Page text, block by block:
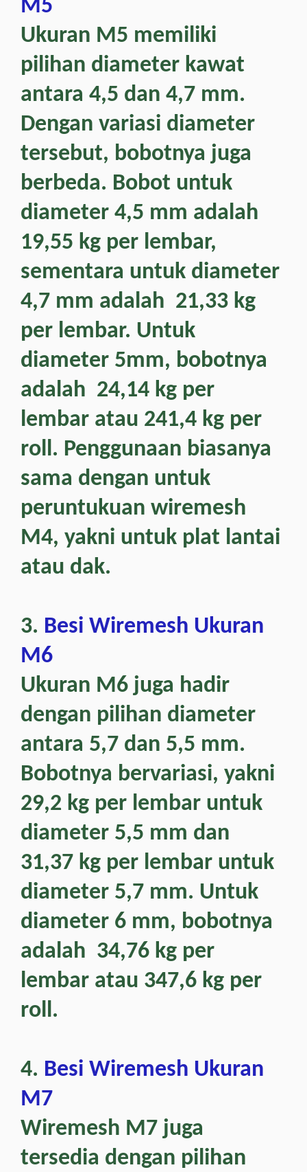
M5
Ukuran M5 memiliki
pilihan diameter kawat
antara 4,5 dan 4,7 mm.
Dengan variasi diameter
tersebut, bobotnya juga
berbeda. Bobot untuk
diameter 4,5 mm adalah
19,55 kg per lembar,
sementara untuk diameter
4,7 mm adalah 21,33 kg
per lembar. Untuk
diameter 5mm, bobotnya
adalah 24,14 kg per
lembar atau 241,4 kg per
roll. Penggunaan biasanya
sama dengan untuk
peruntukuan wiremesh
M4, yakni untuk plat lantai
atau dak.
3. Besi Wiremesh Ukuran
M6
Ukuran M6 juga hadir
dengan pilihan diameter
antara 5,7 dan 5,5 mm.
Bobotnya bervariasi, yakni
29,2 kg per lembar untuk
diameter 5,5 mm dan
31,37 kg per lembar untuk
diameter 5,7 mm. Untuk
diameter 6 mm, bobotnya
adalah 34,76 kg per
lembar atau 347,6 kg per
roll.
4. Besi Wiremesh Ukuran
M7
Wiremesh M7 juga
tersedia dengan pilihan